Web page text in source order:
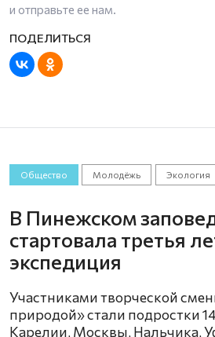
и отправьте ее нам.
Общество Молодёжь Экология
В Пинежском
стартовала третья
экспедиция
Участниками творческой
природой» стали подростки
Карелии, Москвы, Нальчика,